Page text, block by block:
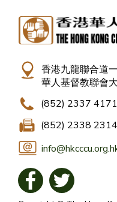
香港九龍聯合道
華人基督教聯會
(852) 2337 4171
(852) 2338 2314